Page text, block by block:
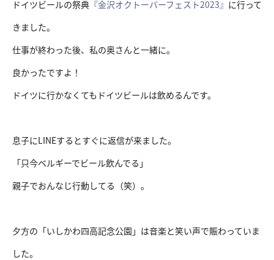
ドイツビールの祭典 『金沢オクトーバーフェスト2023』 に行って
きました。
仕事が終わった後、私の奥さんと一緒に。
良かったですよ！
ドイツに行かなくてもドイツビールは飲めるんです。
息子にLINEするとすぐに返信が来ました。
「只今ベルギーでビール飲んでる」
親子でおんなじ行動してる（笑）。
夕方の「いしかわ四高記念公園」は音楽と笑い声で賑わっていま
した。